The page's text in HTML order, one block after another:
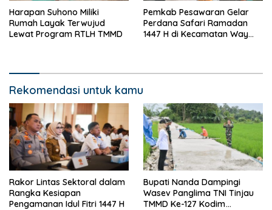
Harapan Suhono Miliki
Rumah Layak Terwujud
Lewat Program RTLH TMMD
Pemkab Pesawaran Gelar
Perdana Safari Ramadan
1447 H di Kecamatan Way
Rekomendasi untuk kamu
Rakor Lintas Sektoral dalam
Rangka Kesiapan
Pengamanan Idul Fitri 1447 H
Bupati Nanda Dampingi
Wasev Panglima TNI Tinjau
TMMD Ke-127 Kodim